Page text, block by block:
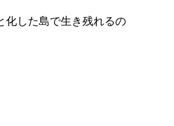
化した島で生き残れるの